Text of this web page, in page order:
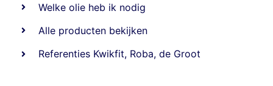
Welke olie heb ik nodig
Alle producten bekijken
Referenties Kwikfit, Roba,de Groot